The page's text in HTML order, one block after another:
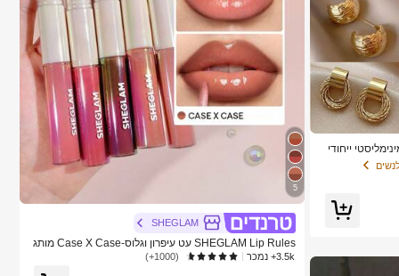
עיצוב מינימליסטי ייחודי
5
SHEGLAM
SHEGLAM Lip Rules עט עיפרון וגלוס-Case X Case מותג
יופי קוסמטיקה איפור לנשים ולנערות
3.5k+ נמכר (1000+)